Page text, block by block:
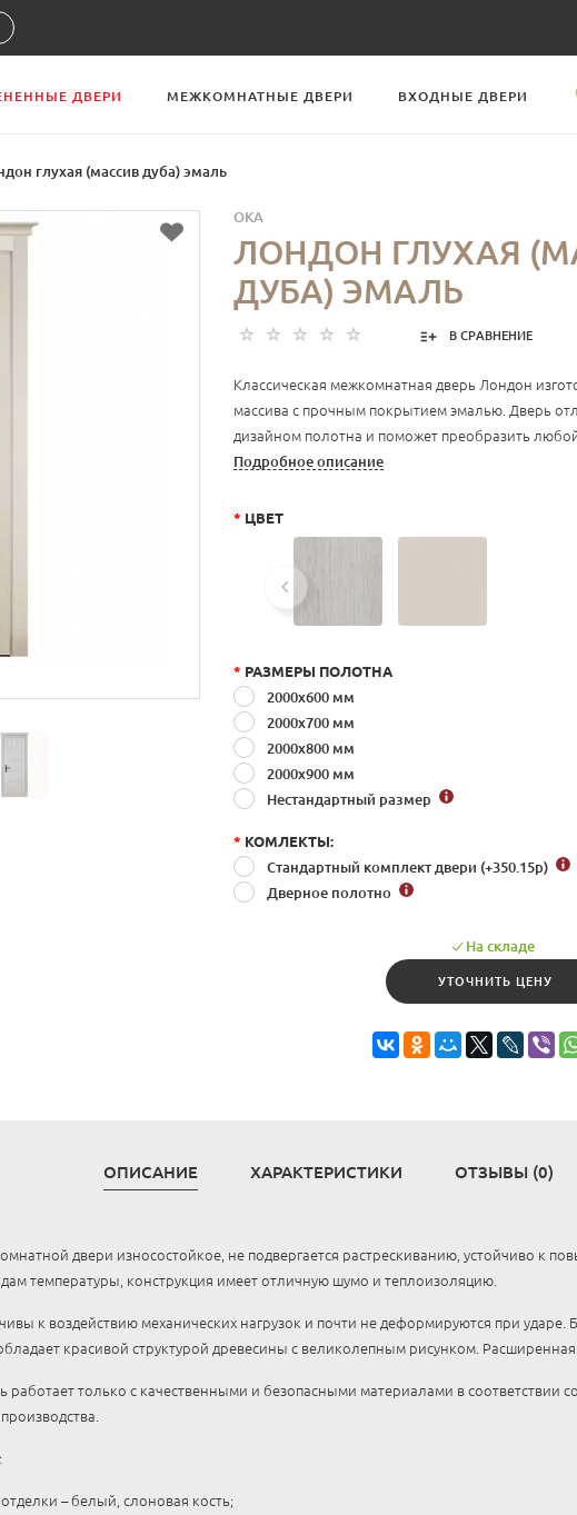
ДВЕРИ МЕЖКОМНАТНЫЕ ДВЕРИ ВХОДНЫЕ ДВЕРИ
глухая (массив дуба) эмаль
OKA
ЛОНДОН ГЛУХАЯ
ДУБА) ЭМАЛЬ
В СРАВНЕНИЕ
Классическая межкомнатная дверь Лондон
массива с прочным покрытием эмалью. Дверь
дизайном полотна и поможет преобразить
Подробное описание
* ЦВЕТ
* РАЗМЕРЫ ПОЛОТНА
2000x600 мм
2000x700 мм
2000x800 мм
2000x900 мм
Нестандартный размер
* КОМЛЕКТЫ:
Стандартный комплект двери (+350.15р)
Дверное полотно
На складе
УТОЧНИТЬ ЦЕНУ
ОПИСАНИЕ ХАРАКТЕРИСТИКИ ОТЗЫВЫ (0)
двери износостойкое, не подвергается растрескиванию, устойчиво к
температуры, конструкция имеет отличную шумо и теплоизоляцию.
к воздействию механических нагрузок и почти не деформируются при
красивой структурой древесины с великолепным рисунком. Расширенная
работает только с качественными и безопасными материалами в соответствии
– белый, слоновая кость;